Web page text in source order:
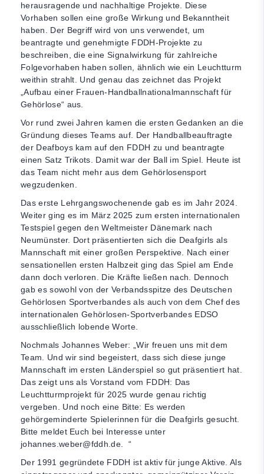
herausragende und nachhaltige Projekte. Diese
Vorhaben sollen eine große Wirkung und Bekanntheit
haben. Der Begriff wird von uns verwendet, um
beantragte und genehmigte FDDH-Projekte zu
beschreiben, die eine Signalwirkung für zahlreiche
Folgevorhaben haben sollen, ähnlich wie ein Leuchtturm
weithin strahlt. Und genau das zeichnet das Projekt
„Aufbau einer Frauen-Handballnationalmannschaft für
Gehörlose“ aus.
Vor rund zwei Jahren kamen die ersten Gedanken an die
Gründung dieses Teams auf. Der Handballbeauftragte
der Deafboys kam auf den FDDH zu und beantragte
einen Satz Trikots. Damit war der Ball im Spiel. Heute ist
das Team nicht mehr aus dem Gehörlosensport
wegzudenken.
Das erste Lehrgangswochenende gab es im Jahr 2024.
Weiter ging es im März 2025 zum ersten internationalen
Testspiel gegen den Weltmeister Dänemark nach
Neumünster. Dort präsentierten sich die Deafgirls als
Mannschaft mit einer großen Perspektive. Nach einer
sensationellen ersten Halbzeit ging das Spiel am Ende
dann doch verloren. Die Kräfte ließen nach. Dennoch
gab es sowohl von der Verbandsspitze des Deutschen
Gehörlosen Sportverbandes als auch von dem Chef des
internationalen Gehörlosen-Sportverbandes EDSO
ausschließlich lobende Worte.
Nochmals Johannes Weber: „Wir freuen uns mit dem
Team. Und wir sind begeistert, dass sich diese junge
Mannschaft im ersten Länderspiel so gut präsentiert hat.
Das zeigt uns als Vorstand vom FDDH: Das
Leuchtturmprojekt für 2025 wurde genau richtig
vergeben. Und noch eine Bitte: Es werden
gehörgeminderte Spielerinnen für die Deafgirls gesucht.
Bitte meldet Euch bei Interesse unter
johannes.weber@fddh.de . “
Der 1991 gegründete FDDH ist aktiv für junge Aktive. Als